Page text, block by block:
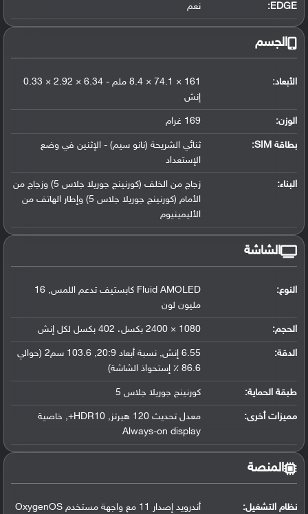
EDGE: نعم
الجسم
الأبعاد:
161 × 74.1 × 8.4 ملم - 6.34 × 2.92 × 0.33
إنش
الوزن: 169 غرام
بطاقة SIM:
ثنائي الشريحة (نانو سيم) - الإثنين في وضع
الإستعداد
البناء:
زجاج من الخلف (كورنينج جوريلا جلاس 5) وزجاج من
الأمام (كورنينج جوريلا جلاس 5) وإطار الهاتف من
الأليمينيوم
الشاشة
النوع:
Fluid AMOLED كابستيف تدعم اللمس, 16
مليون لون
الحجم: 1080 × 2400 بكسل، 402 بكسل لكل إنش
الدقة:
6.55 إنش, نسبة أبعاد 20:9, 103.6 سم2 (حوالي
86.6 ٪ إستحواذ الشاشة)
طبقة الحماية: كورنينج جوريلا جلاس 5
مميزات أخرى:
معدل تحديث 120 هيرتز, HDR10+, خاصية
Always-on display
المنصة
نظام التشغيل:
أندرويد إصدار 11 مع واجهة مستخدم OxygenOS